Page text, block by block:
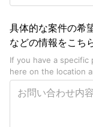
具体的な案件の希
などの情報をこち
If you have a
here on the location